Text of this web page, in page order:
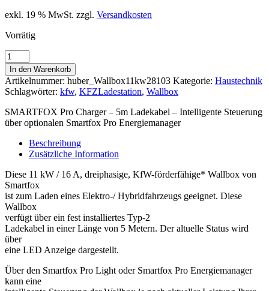
exkl. 19 % MwSt. zzgl. Versandkosten
Vorrätig
Wallbox
Smartfox
Pro
Charger
11KW
-
KfW-
förderfähig*
Typ-
2
Ladekabel
Menge
In den Warenkorb
Artikelnummer: huber_Wallbox11kw28103 Kategorie: Haustechnik
Schlagwörter: kfw, KFZLadestation, Wallbox
SMARTFOX Pro Charger – 5m Ladekabel – Intelligente Steuerung
über optionalen Smartfox Pro Energiemanager
Beschreibung
Zusätzliche Information
Diese 11 kW / 16 A, dreiphasige, KfW-förderfähige* Wallbox von
Smartfox
ist zum Laden eines Elektro-/ Hybridfahrzeugs geeignet. Diese
Wallbox
verfügt über ein fest installiertes Typ-2
Ladekabel in einer Länge von 5 Metern. Der altuelle Status wird
über
eine LED Anzeige dargestellt.
Über den Smartfox Pro Light oder Smartfox Pro Energiemanager
kann eine